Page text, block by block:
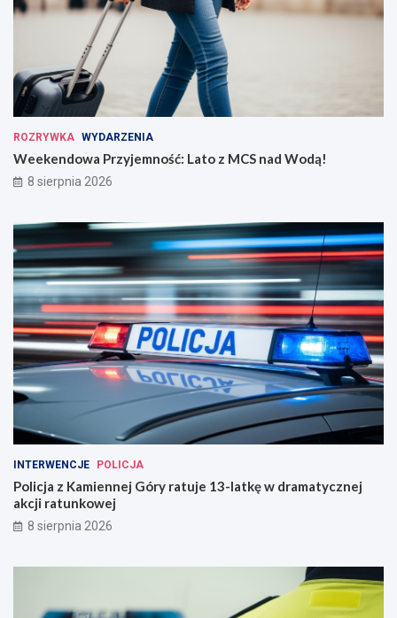
ROZRYWKA WYDARZENIA
Weekendowa Przyjemność: Lato z MCS nad Wodą!
8 sierpnia 2026
INTERWENCJE POLICJA
Policja z Kamiennej Góry ratuje 13-latkę w dramatycznej
akcji ratunkowej
8 sierpnia 2026